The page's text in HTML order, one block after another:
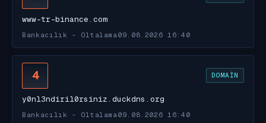
www-tr-binance.com
Bankacılık - Oltalama 09.08.2026 16:40
4 DOMAIN
y0nl3ndiril0rsiniz.duckdns.org
Bankacılık - Oltalama 09.08.2026 16:40